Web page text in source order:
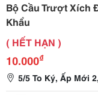
Bộ Cầu Trượt Xích
Khẩu
( HẾT HẠN )
10.000₫
5/5 To Ký, Ấp Mới